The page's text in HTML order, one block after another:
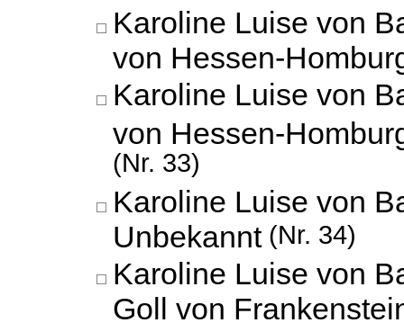
Karoline Luise von
von Hessen-
Karoline Luise von
von Hessen-
(Nr. 33)
Karoline Luise von
Unbekannt (Nr. 34)
Karoline Luise von
Goll von